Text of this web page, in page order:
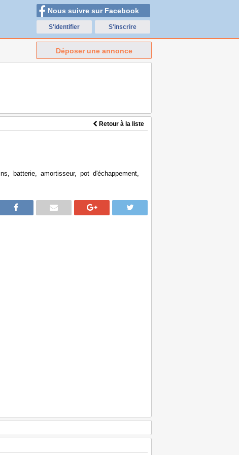
Nous suivre sur Facebook
S'identifier S'inscrire
Déposer une annonce
Retour à la liste
batterie, amortisseur, pot d'échappement,